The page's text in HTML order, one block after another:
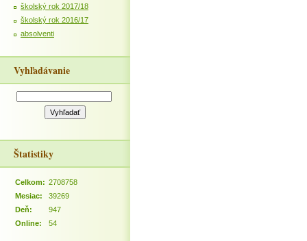
školský rok 2017/18
školský rok 2016/17
absolventi
Vyhľadávanie
Štatistiky
Online: 54
Celkom: 2708758
Mesiac:
39269
Deň:
947